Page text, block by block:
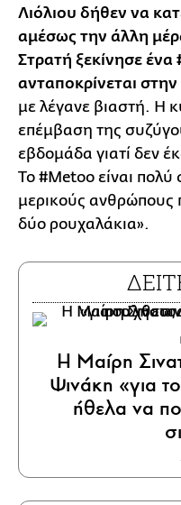
Λιόλιου δήθεν να
αμέσως την άλλη
Στρατή ξεκίνησε
ανταποκρίνεται
με λέγανε βιαστή. Η
επέμβαση της
εβδομάδα γιατί δεν
Το #Metoo είναι πολύ
μερικούς ανθρώπους
δύο ρουχαλάκια».
Η Μαίρη
Ψινάκη «για
ήθελα να